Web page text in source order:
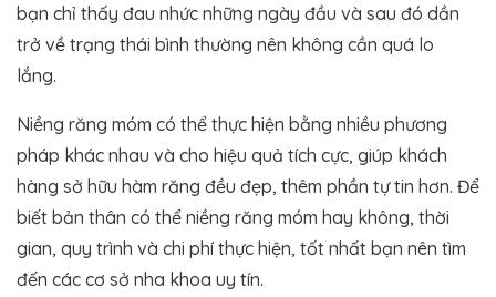
bạn chỉ thấy đau nhức những ngày đầu và sau đó dần
trở về trạng thái bình thường nên không cần quá lo
lắng.
Niềng răng móm có thể thực hiện bằng nhiều phương
pháp khác nhau và cho hiệu quả tích cực, giúp khách
hàng sở hữu hàm răng đều đẹp, thêm phần tự tin hơn. Để
biết bản thân có thể niềng răng móm hay không, thời
gian, quy trình và chi phí thực hiện, tốt nhất bạn nên tìm
đến các cơ sở nha khoa uy tín.